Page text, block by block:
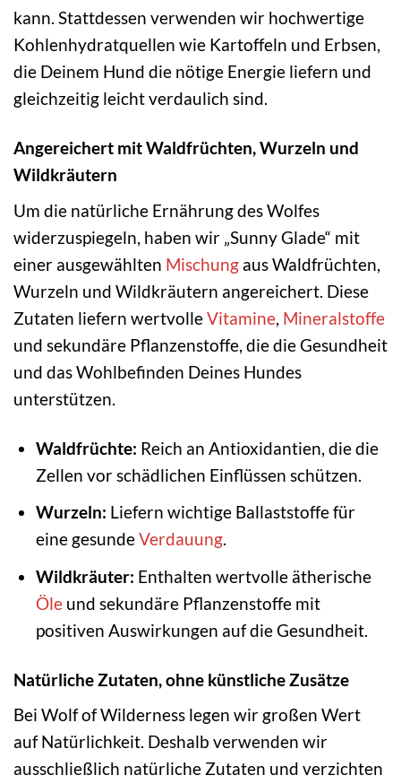
kann. Stattdessen verwenden wir hochwertige
Kohlenhydratquellen wie Kartoffeln und Erbsen,
die Deinem Hund die nötige Energie liefern und
gleichzeitig leicht verdaulich sind.
Angereichert mit Waldfrüchten, Wurzeln und
Wildkräutern
Um die natürliche Ernährung des Wolfes
widerzuspiegeln, haben wir „Sunny Glade“ mit
einer ausgewählten Mischung aus Waldfrüchten,
Wurzeln und Wildkräutern angereichert. Diese
Zutaten liefern wertvolleVitamine, Mineralstoffe
und sekundäre Pflanzenstoffe, die die Gesundheit
und das Wohlbefinden Deines Hundes
unterstützen.
Waldfrüchte: Reich an Antioxidantien, die die
Zellen vor schädlichen Einflüssen schützen.
Wurzeln: Liefern wichtige Ballaststoffe für
eine gesundeVerdauung.
Wildkräuter: Enthalten wertvolle ätherische
Öleund sekundäre Pflanzenstoffe mit
positiven Auswirkungen auf die Gesundheit.
Natürliche Zutaten, ohne künstliche Zusätze
Bei Wolf of Wilderness legen wir großen Wert
auf Natürlichkeit. Deshalb verwenden wir
ausschließlich natürliche Zutaten und verzichten